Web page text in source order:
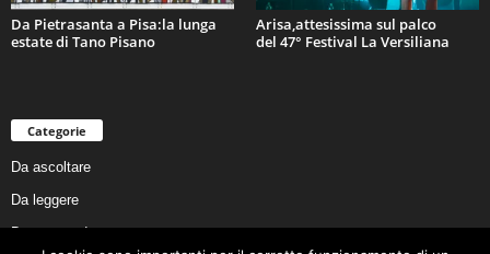
Da Pietrasanta a Pisa:la lunga
estate di Tano Pisano
Arisa,attesissima sul palco
del 47° Festival La Versiliana
Categorie
Da ascoltare
Da leggere
Da non perdere